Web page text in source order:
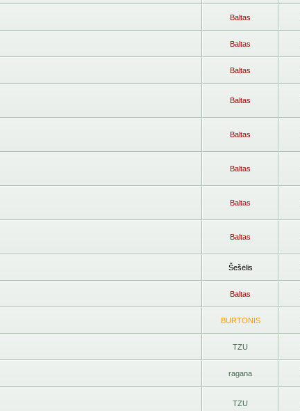
Baltas
Baltas
Baltas
Baltas
Baltas
Baltas
Baltas
Baltas
Šešėlis
Baltas
BURTONIS
TZU
ragana
TZU